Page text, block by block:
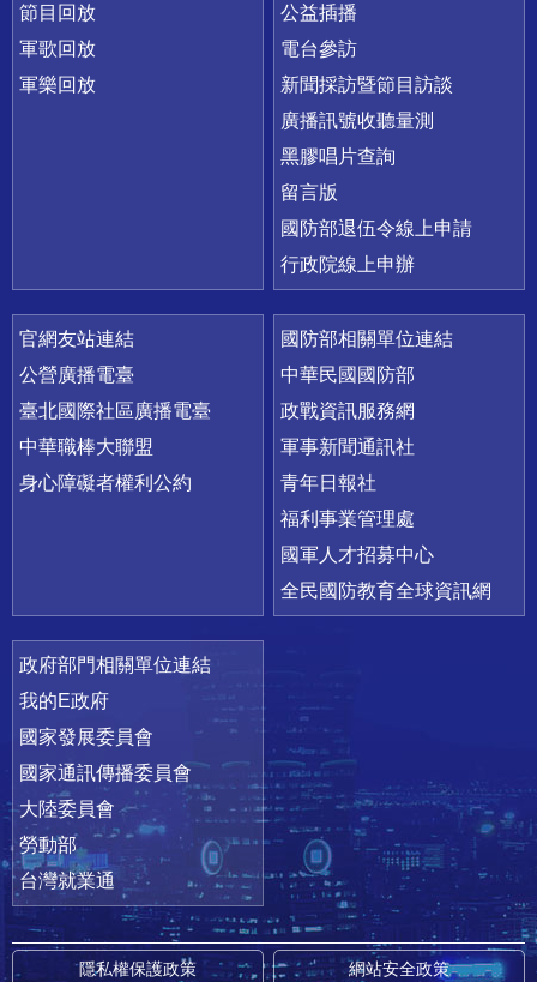
節目回放
軍歌回放
軍樂回放
公益插播
電台參訪
新聞採訪暨節目訪談
廣播訊號收聽量測
黑膠唱片查詢
留言版
國防部退伍令線上申請
行政院線上申辦
官網友站連結
公營廣播電臺
臺北國際社區廣播電臺
中華職棒大聯盟
身心障礙者權利公約
國防部相關單位連結
中華民國國防部
政戰資訊服務網
軍事新聞通訊社
青年日報社
福利事業管理處
國軍人才招募中心
全民國防教育全球資訊網
政府部門相關單位連結
我的E政府
國家發展委員會
國家通訊傳播委員會
大陸委員會
勞動部
台灣就業通
隱私權保護政策 網站安全政策